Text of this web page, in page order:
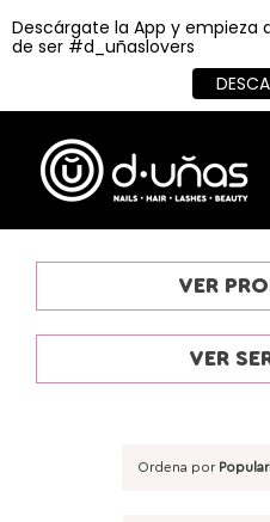
contenido
VER
VER
Ordena por
Descárgate la App y empieza
de ser #d_uñaslovers